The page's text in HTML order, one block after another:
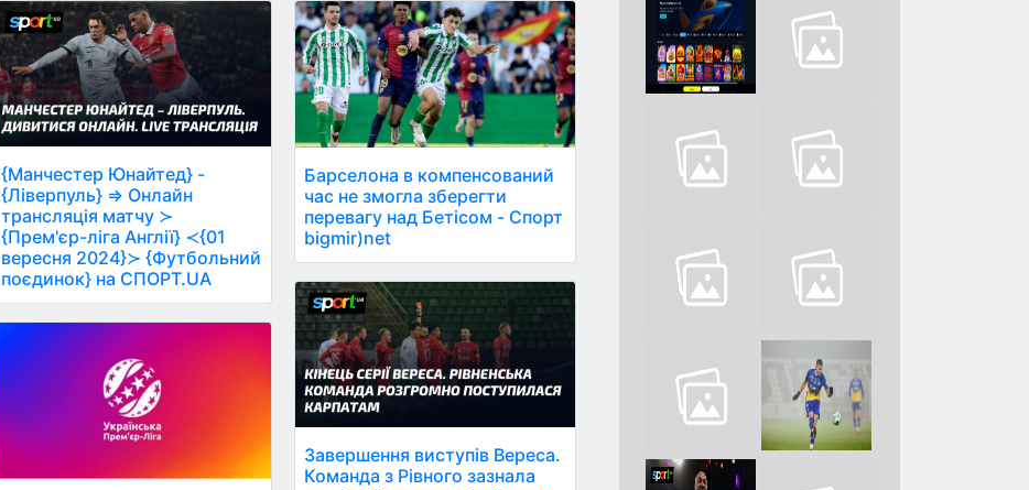
{Манчестер Юнайтед} -
{Ліверпуль} ⇒ Онлайн
трансляція матчу ≻
{Прем'єр-ліга Англії} ≺{01
вересня 2024}≻ {Футбольний
поєдинок} на СПОРТ.UA
Барселона в компенсований
час не змогла зберегти
перевагу над Бетісом - Спорт
bigmir)net
Завершення виступів Вереса.
Команда з Рівного зазнала